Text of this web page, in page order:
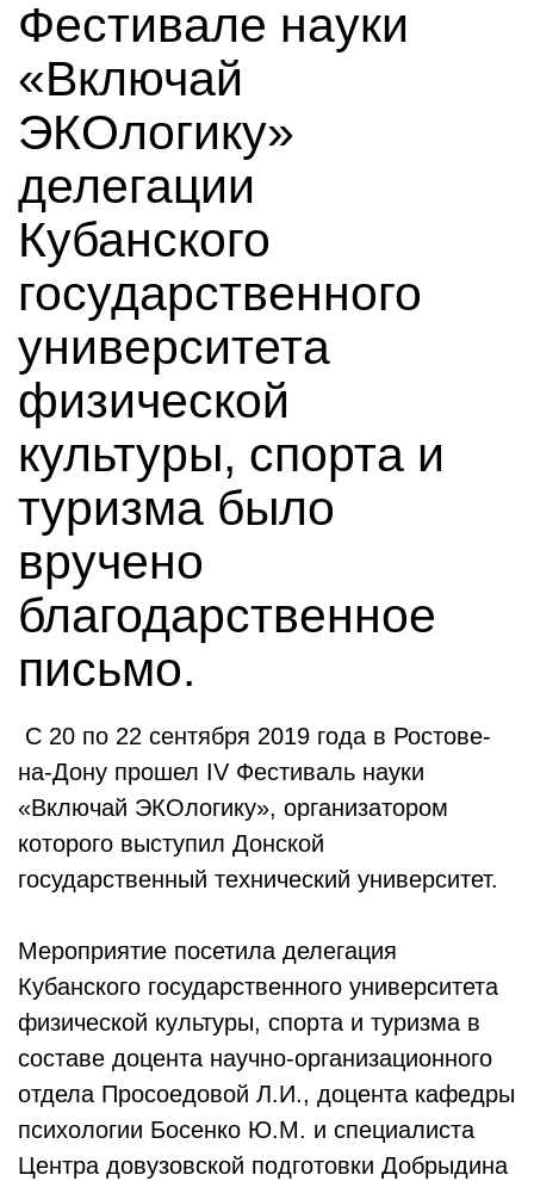
Фестивале науки
«Включай
ЭКОлогику»
делегации
Кубанского
государственного
университета
физической
культуры, спорта и
туризма было
вручено
благодарственное
письмо.
С 20 по 22 сентября 2019 года в Ростове-
на-Дону прошел IV Фестиваль науки
«Включай ЭКОлогику», организатором
которого выступил Донской
государственный технический университет.
Мероприятие посетила делегация
Кубанского государственного университета
физической культуры, спорта и туризма в
составе доцента научно-организационного
отдела Просоедовой Л.И., доцента кафедры
психологии Босенко Ю.М. и специалиста
Центра довузовской подготовки Добрыдина